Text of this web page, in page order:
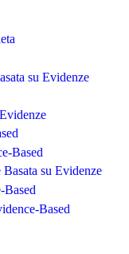
su Evidenze
Based
su Evidenze
Based
Based